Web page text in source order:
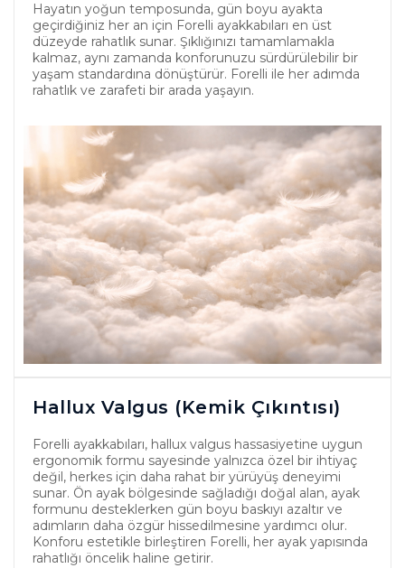
Hayatın yoğun temposunda, gün boyu ayakta
geçirdiğiniz her an için Forelli ayakkabıları en üst
düzeyde rahatlık sunar. Şıklığınızı tamamlamakla
kalmaz, aynı zamanda konforunuzu sürdürülebilir bir
yaşam standardına dönüştürür. Forelli ile her adımda
rahatlık ve zarafeti bir arada yaşayın.
Hallux Valgus (Kemik Çıkıntısı)
Forelli ayakkabıları, hallux valgus hassasiyetine uygun
ergonomik formu sayesinde yalnızca özel bir ihtiyaç
değil, herkes için daha rahat bir yürüyüş deneyimi
sunar. Ön ayak bölgesinde sağladığı doğal alan, ayak
formunu desteklerken gün boyu baskıyı azaltır ve
adımların daha özgür hissedilmesine yardımcı olur.
Konforu estetikle birleştiren Forelli, her ayak yapısında
rahatlığı öncelik haline getirir.